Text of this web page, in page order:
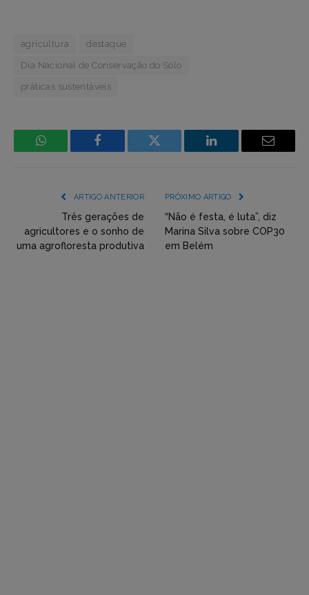
agricultura destaque
Dia Nacional de Conservação do Solo
práticas sustentáveis
WhatsApp Facebook
Incorpore
(YouTube,
Twitter,
Flickr
LinkedIn Email
ARTIGO ANTERIOR
Três gerações de
agricultores e o sonho de
uma agrofloresta produtiva
PRÓXIMO ARTIGO
“Não é festa, é luta”, diz
Marina Silva sobre COP30
em Belém